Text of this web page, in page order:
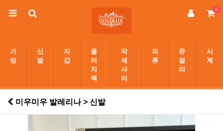
0
가
방
신
발
지
갑
클
러
치
백
악
세
사
리
의
류
쥬
얼
리
시
계
미우미우 발레리나 > 신발